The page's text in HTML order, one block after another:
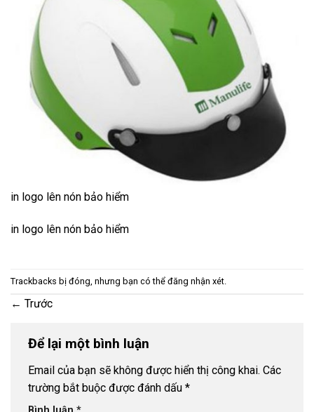
in logo lên nón bảo hiểm
in logo lên nón bảo hiểm
Trackbacks bị đóng, nhưng bạn có thể đăng nhận xét
← Trước
Để lại một bình luận
Email của bạn sẽ không được hiển thị công khai. Các
trường bắt buộc được đánh dấu *